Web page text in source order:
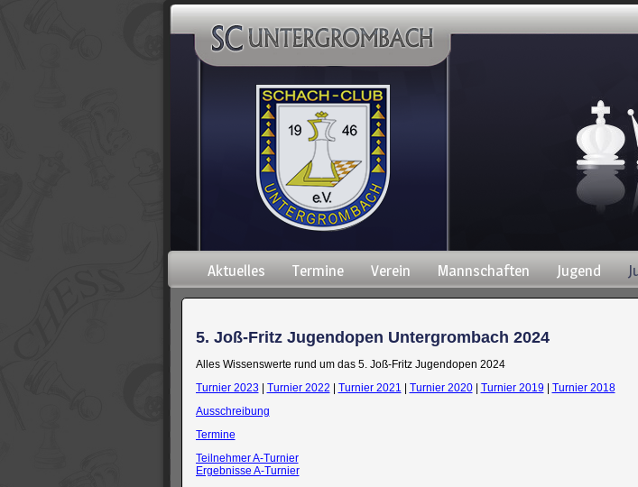
Navigation
überspringen
Aktuelles Termine Verein Mannschaften Jugend
5. Joß-Fritz Jugendopen Untergrombach 2024
Alles Wissenswerte rund um das 5. Joß-Fritz Jugendopen 2024
Turnier 2023
Turnier 2022 Turnier 2021 Turnier 2020| Turnier 2019
Turnier 2018
Ausschreibung
Termine
Teilnehmer A-Turnier
Ergebnisse A-Turnier